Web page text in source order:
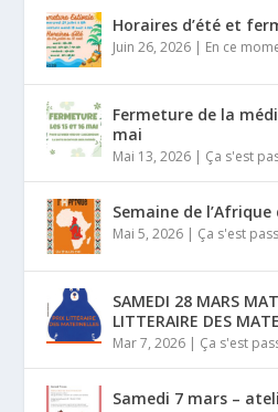
Horaires d’été et
Juin 26, 2026 | En ce
Fermeture de la
mai
Mai 13, 2026 | Ça s'est
Semaine de
Mai 5, 2026 | Ça s'est
SAMEDI 28 MARS
LITTERAIRE DES
Mar 7, 2026 | Ça s'est
Samedi 7 mars –